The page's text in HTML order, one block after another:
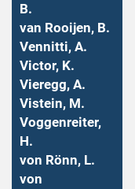
B.
van Rooijen, B.
Vennitti, A.
Victor, K.
Vieregg, A.
Vistein, M.
Voggenreiter,
H.
von Rönn, L.
von